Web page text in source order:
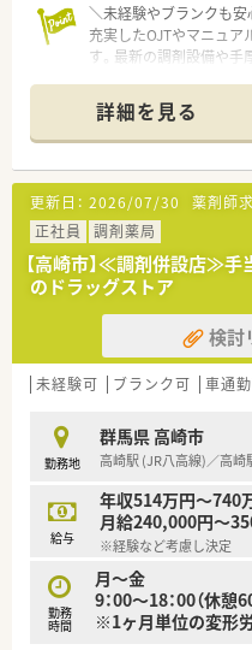
＼未経験やブランクも安
充実したOJTやマニュア
す。最新の調剤設備や手
＊
【店舗情報と応需状況に
■高崎駅から車で数分の
が非常に便利な環境とな
■処方箋は面で1日あた
較的落ち着いた環境です。
■在宅業務として居宅や
療に深く貢献しておりま
【法人特徴について】
■創業150年以上の歴史
上を展開する大手企業で
■ショートタイムショッ
■全店舗にピッキングシ
過誤防止を徹底していま
【想定されるキャリアイメ
■明確なキャリアパスが
薬局長への昇格が目指せ
■最短3〜4年目でエリア
第で早期のステップアッ
■将来は本社のDI業務や
な職種へ挑戦する道もあ
詳細を見る
更新日： 2026/07/30 薬剤師
正社員
調剤薬局
【高崎市】≪調剤併設店≫
のドラッグストア
検討
未経験可 ブランク可 車通
勤務地
群馬県 高崎市
高崎駅 (JR八高線)／高崎
給与
年収514万円～740
月給240,000円～
※経験など考慮し決定
勤務
時間
月～金
9：00～18：00（休憩
※1ヶ月単位の変形